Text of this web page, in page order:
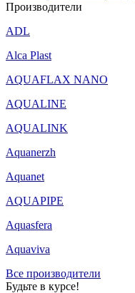
Производители
ADL
Alca Plast
AQUAFLAX NANO
AQUALINE
AQUALINK
Aquanerzh
Aquanet
AQUAPIPE
Aquasfera
Aquaviva
Все производители
Будьте в курсе!